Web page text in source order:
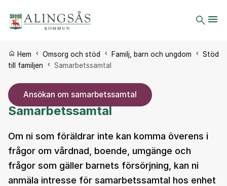
Du är här:
Hem Omsorg och stöd Familj, barn och ungdom
Stöd
till familjen
Samarbetssamtal
Ansökan om samarbetssamtal
Samarbetssamtal
Om ni som föräldrar inte kan komma överens i
frågor om vårdnad, boende, umgänge och
frågor som gäller barnets försörjning, kan ni
anmäla intresse för samarbetssamtal hos enhet